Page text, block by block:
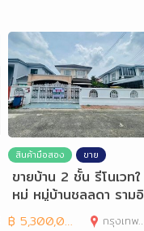
สินค้ามือสอง ขาย
ขายบ้าน 2 ชั้น รีโนเวทใ
หม่ หมู่บ้านชลลดา รามอิ
นทรา
฿ 5,300,000 กรุงเทพมหานคร